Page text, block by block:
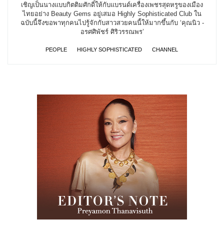
เชิญเป็นนางแบบกิตติมศักดิ์ให้กับแบรนด์เครื่องเพชรสุดหรูของเมือง
ไทยอย่าง Beauty Gems อยู่เสมอ Highly Sophisticated Club ใน
ฉบับนี้จึงขอพาทุกคนไปรู้จักกับสาวสวยคนนี้ให้มากขึ้นกับ ‘คุณนิว -
อรศศิพัชร์ ศิริวรรณพร’
PEOPLE HIGHLY SOPHISTICATED CHANNEL